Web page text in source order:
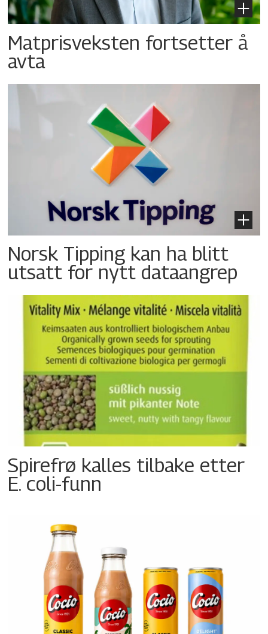
Matprisveksten fortsetter å
avta
Norsk Tipping kan ha blitt
utsatt for nytt dataangrep
Spirefrø kalles tilbake etter
E. coli-funn